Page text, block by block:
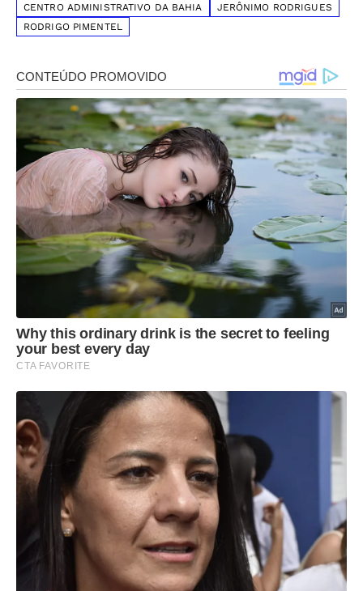
CENTRO ADMINISTRATIVO DA BAHIA
JERÔNIMO RODRIGUES
RODRIGO PIMENTEL